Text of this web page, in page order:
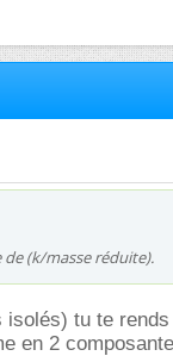
(k/masse réduite).
isolés) tu te
en 2